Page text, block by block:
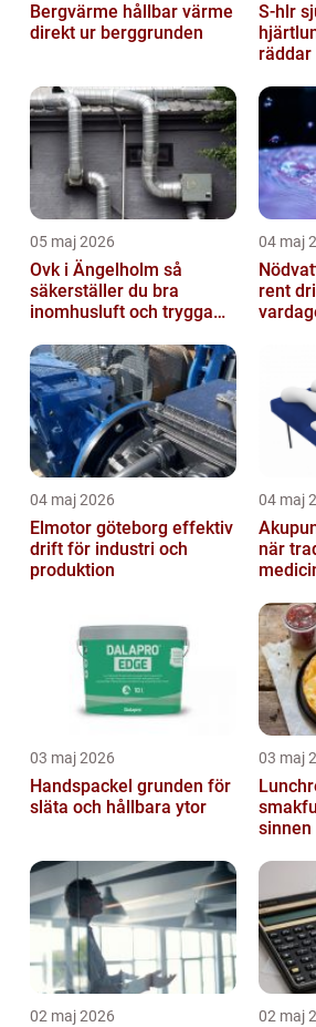
Bergvärme hållbar värme
direkt ur berggrunden
S-hlr sjukvårdsanpassad
räddar
05 maj 2026
Ovk i Ängelholm så
säkerställer du bra
inomhusluft och trygga
04 maj
Nödvatten så
rent
04 maj 2026
Elmotor göteborg effektiv
drift för industri och
produktion
04 maj
när
03 maj 2026
Handspackel grunden för
släta och hållbara ytor
03 maj
sinnen
02 maj 2026 02 maj